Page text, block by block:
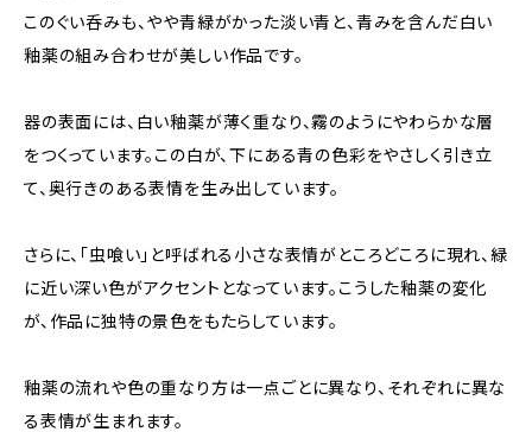
このぐい呑みも、やや青緑がかった淡い青と、青みを含んだ白い
釉薬の組み合わせが美しい作品です。
器の表面には、白い釉薬が薄く重なり、霧のようにやわらかな層
をつくっています。この白が、下にある青の色彩をやさしく引き立
て、奥行きのある表情を生み出しています。
さらに、「虫喰い」と呼ばれる小さな表情がところどころに現れ、緑
に近い深い色がアクセントとなっています。こうした釉薬の変化
が、作品に独特の景色をもたらしています。
釉薬の流れや色の重なり方は一点ごとに異なり、それぞれに異な
る表情が生まれます。